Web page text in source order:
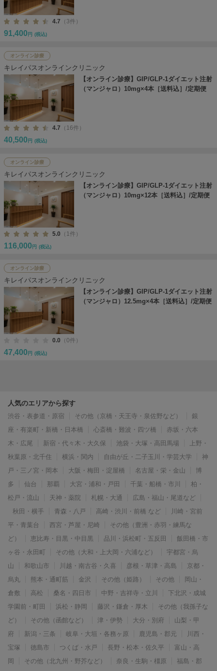
4.7 （3件）
91,400 円 (税込)
オンライン診療
キレイパスオンラインクリニック
【オンライン診療】GIP/GLP-1ダイエット注射
（マンジャロ）10mg×4本［送料込］/定期便
4.7 （16件）
40,500 円 (税込)
オンライン診療
キレイパスオンラインクリニック
【オンライン診療】GIP/GLP-1ダイエット注射
（マンジャロ）10mg×12本［送料込］/定期便
5.0 （1件）
116,000 円 (税込)
オンライン診療
キレイパスオンラインクリニック
【オンライン診療】GIP/GLP-1ダイエット注射
（マンジャロ）12.5mg×4本［送料込］/定期便
0.0 （0件）
47,400 円 (税込)
人気のエリアから探す
渋谷・表参道・原宿 その他（京橋・天王寺・泉佐野など）
銀
座・有楽町・新橋・日本橋
心斎橋・難波・四ツ橋
赤坂・六本
木・広尾
新宿・代々木・大久保 池袋・大塚・高田馬場
上野・
秋葉原・北千住
横浜・関内 自由が丘・二子玉川・学芸大学
神
戸・三ノ宮・岡本
大阪・梅田・淀屋橋 名古屋・栄・金山
博
多
仙台 那覇 大宮・浦和・戸田 千葉・船橋・市川
柏・
松戸・流山
天神・薬院 札幌・大通
広島・福山・尾道など
秋田・横手
青森・八戸 高崎・渋川・前橋 など
川崎・宮前
平・青葉台
西宮・芦屋・尼崎
その他（豊洲・赤羽・練馬な
ど）
恵比寿・目黒・中目黒 品川・浜松町・五反田
飯田橋・市
ヶ谷・永田町
その他（大和・上大岡・六浦など）
宇都宮・烏
山
和歌山市 川越・南古谷・久喜 彦根・草津・高島
京都・
烏丸
熊本・通町筋 金沢 その他（姫路） その他
岡山・
倉敷
高松 桑名・四日市 中野・吉祥寺・立川
下北沢・成城
学園前・町田
浜松・静岡 藤沢・鎌倉・厚木
その他（我孫子な
ど）
その他（函館など） 津・伊勢 大分・別府
山梨・甲
府
新潟・三条 岐阜・大垣・各務ヶ原 鹿児島・郡元
川西・
宝塚
徳島市 つくば・水戸 長野・松本・佐久平
富山・高
岡
その他（北九州・野芥など） 奈良・生駒・橿原
福島・郡